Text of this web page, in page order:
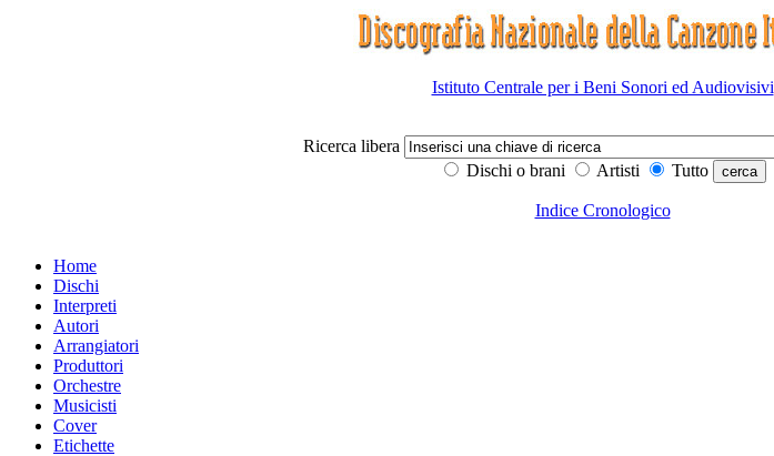
Istituto Centrale per i Beni Sonori ed Audiovisivi
Ricerca libera
Dischi o brani
Artisti Tutto
Indice Cronologico
Home
Dischi
Interpreti
Autori
Arrangiatori
Produttori
Orchestre
Musicisti
Cover
Etichette